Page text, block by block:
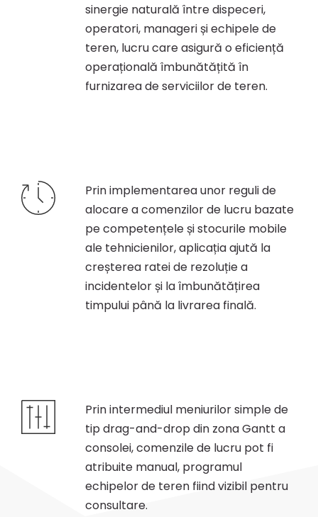
sinergie naturală între dispeceri,
operatori, manageri și echipele de
teren, lucru care asigură o eficiență
operațională îmbunătățită în
furnizarea de serviciilor de teren.
Prin implementarea unor reguli de
alocare a comenzilor de lucru bazate
pe competențele și stocurile mobile
ale tehnicienilor, aplicația ajută la
creșterea ratei de rezoluție a
incidentelor și la îmbunătățirea
timpului până la livrarea finală.
Prin intermediul meniurilor simple de
tip drag-and-drop din zona Gantt a
consolei, comenzile de lucru pot fi
atribuite manual, programul
echipelor de teren fiind vizibil pentru
consultare.